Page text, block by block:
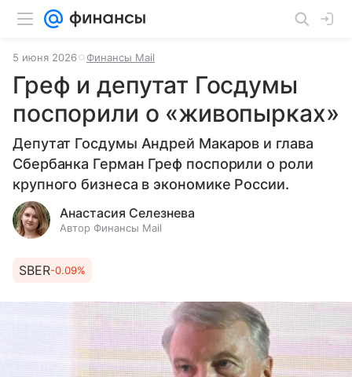
5 июня 2026 Финансы Mail
Греф и депутат Госдумы
поспорили о «живопырках»
Депутат Госдумы Андрей Макаров и глава
Сбербанка Герман Греф поспорили о роли
крупного бизнеса в экономике России.
Анастасия Селезнева
Автор Финансы Mail
SBER-0.09%